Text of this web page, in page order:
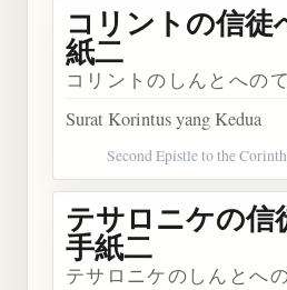
コリントの信徒
紙二
コリントのしんとへの
Surat Korintus yang Kedua
Second Epistle to the
テサロニケの信
手紙二
テサロニケのしんとへ